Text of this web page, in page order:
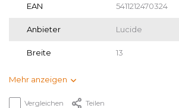
EAN 5411212470324
Anbieter Lucide
Breite 13
Mehr anzeigen
Vergleichen Teilen